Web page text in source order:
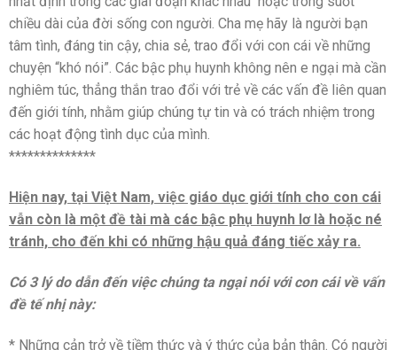
chiều dài của đời sống con người. Cha mẹ hãy là người bạn
tâm tình, đáng tin cậy, chia sẻ, trao đổi với con cái về những
chuyện “khó nói”. Các bậc phụ huynh không nên e ngại mà cần
nghiêm túc, thẳng thắn trao đổi với trẻ về các vấn đề liên quan
đến giới tính, nhằm giúp chúng tự tin và có trách nhiệm trong
các hoạt động tình dục của mình.
**************
Hiện nay, tại Việt Nam, việc giáo dục giới tính cho con cái
vẫn còn là một đề tài mà các bậc phụ huynh lơ là hoặc né
tránh, cho đến khi có những hậu quả đáng tiếc xảy ra.
Có 3 lý do dẫn đến việc chúng ta ngại nói với con cái về vấn
đề tế nhị này:
* Những cản trở về tiềm thức và ý thức của bản thân. Có người